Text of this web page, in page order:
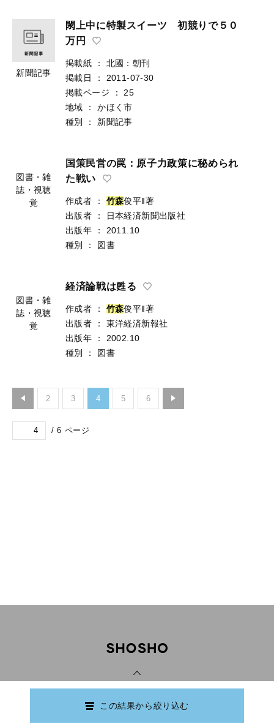
新聞記事
閖上中に特製スイーツ 初競りで５０
万円
掲載紙 ：
北國：朝刊
掲載日
：
2011-07-30
掲載ページ
：
25
地域
：
かほく市
種別
： 新聞記事
図書・雑
誌・視聴
覚
国策民営の罠：原子力政策に秘められ
た戦い
作成者 ： 竹森俊平‖著
出版者
：
日本経済新聞出版社
出版年
：
2011.10
種別
： 図書
図書・雑
誌・視聴
覚
経済論戦は甦る
作成者 ： 竹森俊平‖著
出版者
：
東洋経済新報社
出版年
：
2002.10
種別
： 図書
2 3 4 5 6
/ 6 ページ
この結果から絞り込む
Copyright © Ishikawa Prefectural Library.